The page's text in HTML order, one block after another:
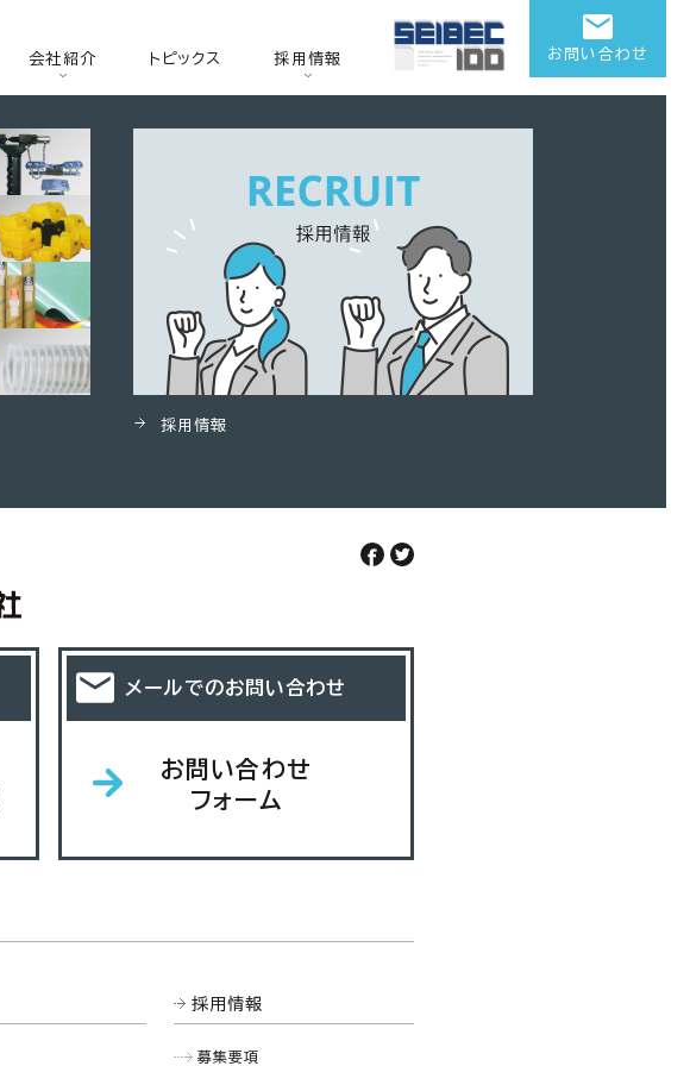
会社紹介 トピックス 採用情報 お問い合わせ
採用情報
メールでのお問い合わせ
お問い合わせ
フォーム
採用情報
募集要項